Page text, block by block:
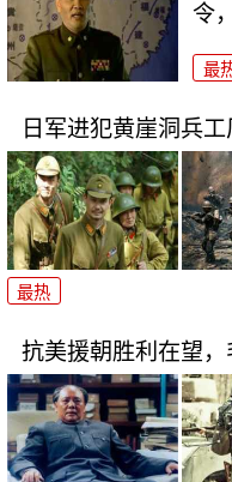
令
最
日军进犯黄崖洞兵
最热
抗美援朝胜利在望，